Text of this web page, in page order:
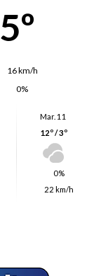
5º
16 km/h
0%
Mar. 11
12º / 3º
0%
22 km/h